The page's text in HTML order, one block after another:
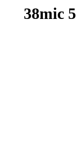
چسب پهن آبریل مدل 38mic 5